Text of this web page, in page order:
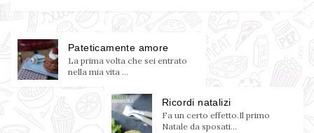
Pateticamente amore
La prima volta che sei entrato
nella mia vita ...
Ricordi natalizi
Fa un certo effetto.Il primo
Natale da sposati...